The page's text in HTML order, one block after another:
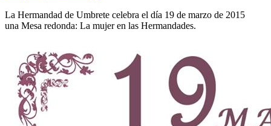
La Hermandad de Umbrete celebra el día 19 de marzo de 2015
una Mesa redonda: La mujer en las Hermandades.